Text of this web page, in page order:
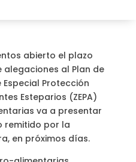
abierto el plazo
al Plan de
Protección
Esteparios (ZEPA)
va a presentar
remitido por la
en próximos días.